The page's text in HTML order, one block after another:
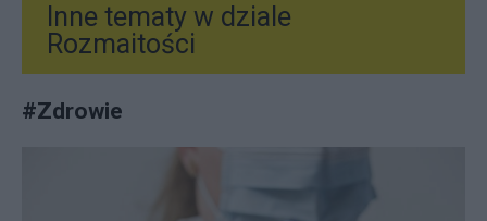
Inne tematy w dziale
Rozmaitości
#Zdrowie